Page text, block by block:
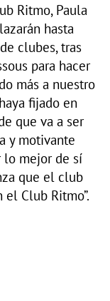
Ritmo, Paula
hasta
clubes, tras
para hacer
más a nuestro
fijado en
que va a ser
y motivante
lo mejor de sí
que el club
Club Ritmo”.